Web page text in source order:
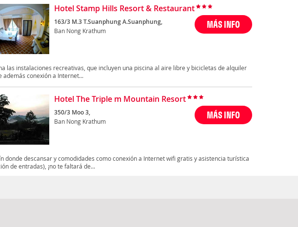
Hotel Stamp Hills Resort & Restaurant
163/3 M.3 T.Suanphung A.Suanphung,
Ban Nong Krathum
MÁS INFO
las instalaciones recreativas, que incluyen una piscina al aire libre y bicicletas de alquiler
además conexión a Internet...
Hotel The Triple m Mountain Resort
350/3 Moo 3,
Ban Nong Krathum
MÁS INFO
donde descansar y comodidades como conexión a Internet wifi gratis y asistencia turística
de entradas), ¡no te faltará de...